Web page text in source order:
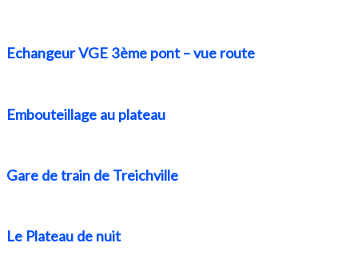
Echangeur VGE 3ème pont – vue route
Embouteillage au plateau
Gare de train de Treichville
Le Plateau de nuit